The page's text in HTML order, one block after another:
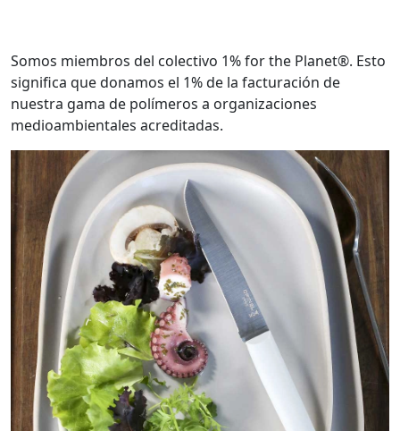
Somos miembros del colectivo 1% for the Planet®. Esto
significa que donamos el 1% de la facturación de
nuestra gama de polímeros a organizaciones
medioambientales acreditadas.